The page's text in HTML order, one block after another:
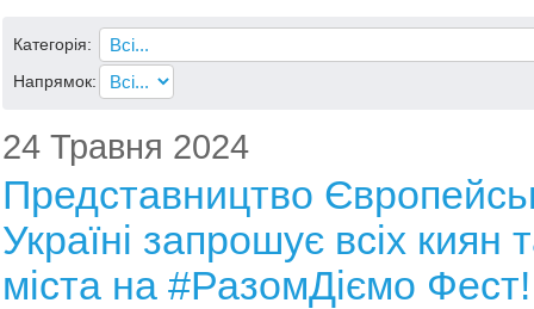
Категорія:
Напрямок:
24 Травня 2024
Представництво
Україні запрошує всіх киян
міста на #РазомДіємо Фест!